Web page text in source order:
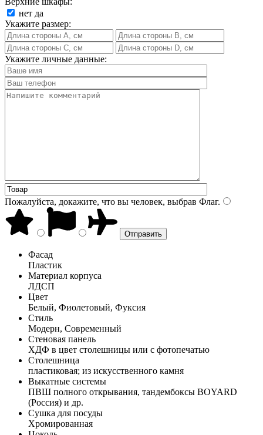
нет да
Укажите размер:
Укажите личные данные:
Пожалуйста, докажите, что вы человек, выбрав Флаг.
Фасад
Пластик
Материал корпуса
ЛДСП
Цвет
Белый, Фиолетовый, Фуксия
Стиль
Модерн, Современный
Стеновая панель
ХДФ в цвет столешницы или с фотопечатью
Столешница
пластиковая; из искусственного камня
Выкатные системы
ПВШ полного открывания, тандембоксы BOYARD
(Россия) и др.
Сушка для посуды
Хромированная